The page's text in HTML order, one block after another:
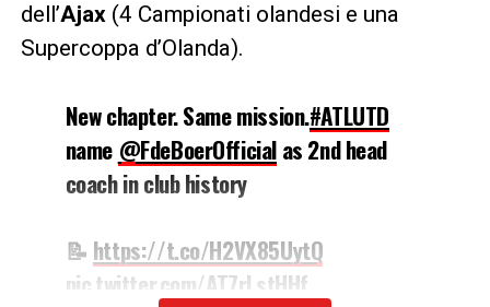
dell’Ajax(4 Campionati olandesi e una
Supercoppa d’Olanda).
New chapter. Same mission.#ATLUTD
name @FdeBoerOfficialas 2nd head
coach in club history
📝 https://t.co/H2VX85UytQ
pic.twitter.com/AT7rLstHHf